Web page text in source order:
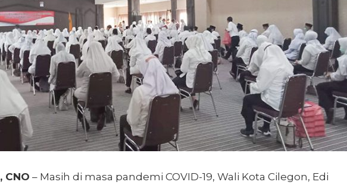
CNO – Masih di masa pandemi COVID-19, Wali Kota Cilegon, Edi